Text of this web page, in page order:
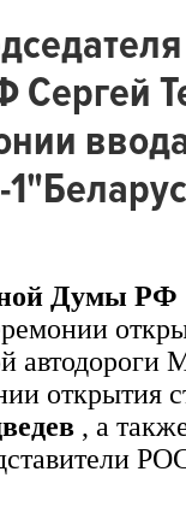
Сергей
Думы РФ
автодороги
открытия
, а